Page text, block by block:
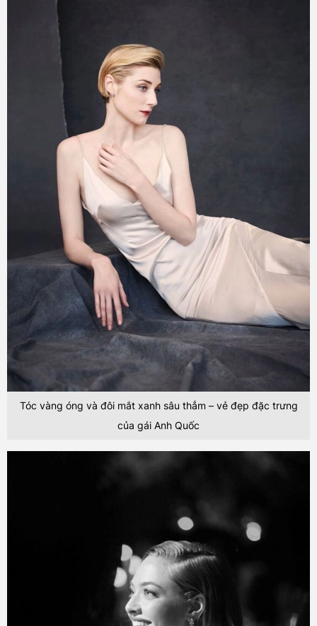
Tóc vàng óng và đôi mắt xanh sâu thẳm – vẻ đẹp đặc trưng
của gái Anh Quốc